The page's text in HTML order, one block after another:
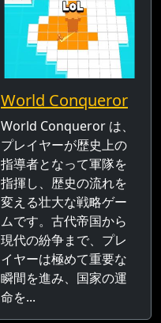
World Conqueror
World Conqueror は、
プレイヤーが歴史上の
指導者となって軍隊を
指揮し、歴史の流れを
変える壮大な戦略ゲー
ムです。古代帝国から
現代の紛争まで、プレ
イヤーは極めて重要な
瞬間を進み、国家の運
命を...